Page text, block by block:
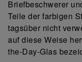
Briefbeschwerer
Teile der farbigen
tagsüber nicht
auf diese Weise
the-Day-Glas